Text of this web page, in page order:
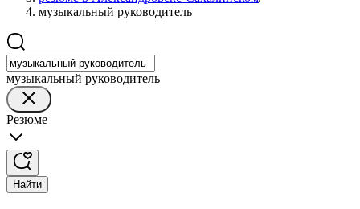
музыкальный руководитель
музыкальный руководитель
Резюме
Найти